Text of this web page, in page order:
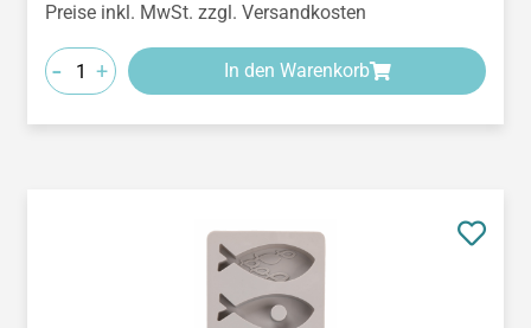
Preise inkl. MwSt. zzgl. Versandkosten
- + In den Warenkorb